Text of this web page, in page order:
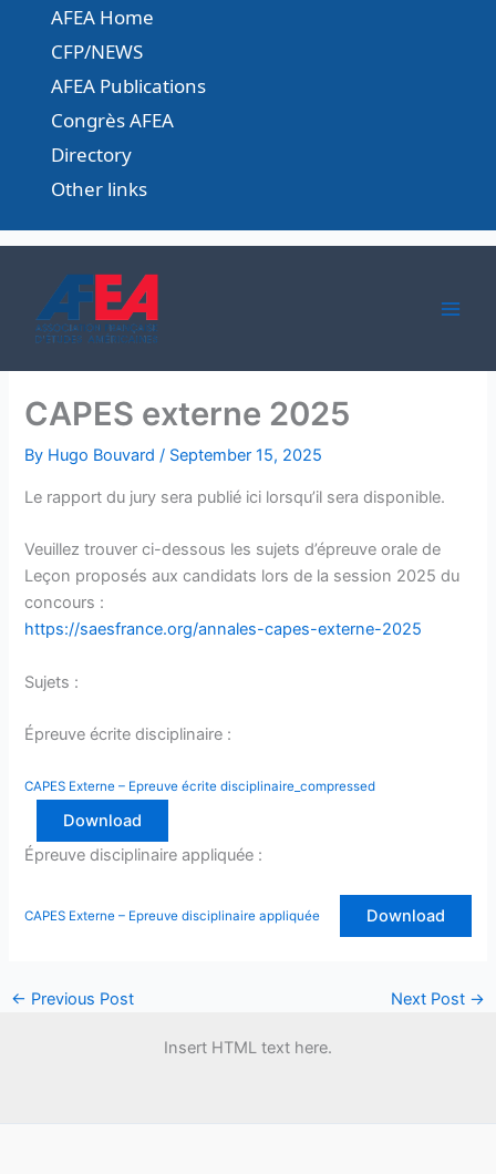
content
AFEA Home
CFP/NEWS
AFEA Publications
Congrès AFEA
Directory
Other links
CAPES externe 2025
By Hugo Bouvard/ September 15, 2025
Le rapport du jury sera publié ici lorsqu’il sera disponible.
Veuillez trouver ci-dessous les sujets d’épreuve orale de
Leçon proposés aux candidats lors de la session 2025 du
concours :
https://saesfrance.org/annales-capes-externe-2025
Sujets :
Épreuve écrite disciplinaire :
CAPES Externe – Epreuve écrite disciplinaire_compressed
Download
Épreuve disciplinaire appliquée :
CAPES Externe – Epreuve disciplinaire appliquée Download
← Previous Post Next Post →
Insert HTML text here.